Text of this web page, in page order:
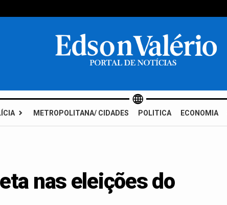
METROPOLITANA/ CIDADES POLITICA ECONOMIA
nas eleições do